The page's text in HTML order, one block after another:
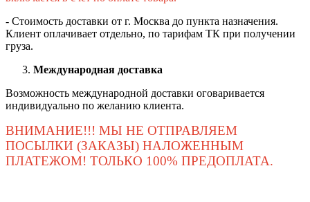
- Стоимость доставки от г. Москва до пункта назначения.
Клиент оплачивает отдельно, по тарифам ТК при получении
груза.
Международная доставка
Возможность международной доставки оговаривается
индивидуально по желанию клиента.
ВНИМАНИЕ!!! МЫ НЕ ОТПРАВЛЯЕМ
ПОСЫЛКИ (ЗАКАЗЫ) НАЛОЖЕННЫМ
ПЛАТЕЖОМ! ТОЛЬКО 100% ПРЕДОПЛАТА.